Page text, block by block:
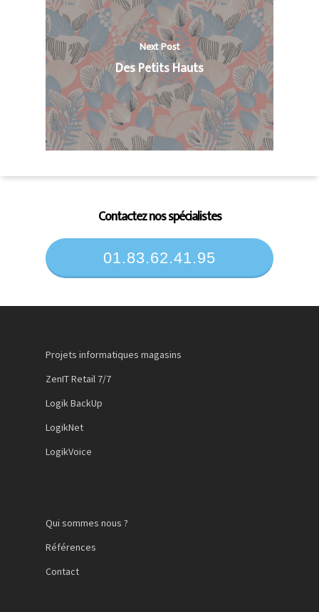
Next Post
Des Petits Hauts
Contactez nos spécialistes
01.83.62.41.95
Projets informatiques magasins
ZenIT Retail 7/7
Logik BackUp
LogikNet
LogikVoice
Qui sommes nous ?
Références
Contact